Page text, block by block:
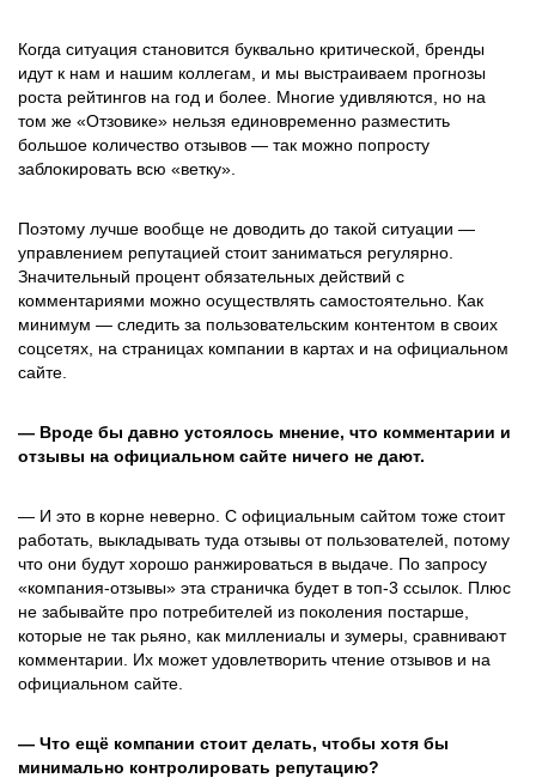
Когда ситуация становится буквально критической, бренды
идут к нам и нашим коллегам, и мы выстраиваем прогнозы
роста рейтингов на год и более. Многие удивляются, но на
том же «Отзовике» нельзя единовременно разместить
большое количество отзывов — так можно попросту
заблокировать всю «ветку».
Поэтому лучше вообще не доводить до такой ситуации —
управлением репутацией стоит заниматься регулярно.
Значительный процент обязательных действий с
комментариями можно осуществлять самостоятельно. Как
минимум — следить за пользовательским контентом в своих
соцсетях, на страницах компании в картах и на официальном
сайте.
— Вроде бы давно устоялось мнение, что комментарии и
отзывы на официальном сайте ничего не дают.
— И это в корне неверно. С официальным сайтом тоже стоит
работать, выкладывать туда отзывы от пользователей, потому
что они будут хорошо ранжироваться в выдаче. По запросу
«компания-отзывы» эта страничка будет в топ-3 ссылок. Плюс
не забывайте про потребителей из поколения постарше,
которые не так рьяно, как миллениалы и зумеры, сравнивают
комментарии. Их может удовлетворить чтение отзывов и на
официальном сайте.
— Что ещё компании стоит делать, чтобы хотя бы
минимально контролировать репутацию?